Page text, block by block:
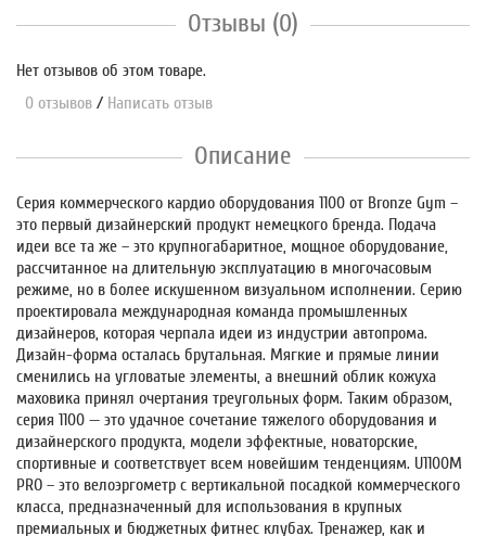
Отзывы (0)
Нет отзывов об этом товаре.
0 отзывов / Написать отзыв
Описание
Серия коммерческого кардио оборудования 1100 от Bronze Gym –
это первый дизайнерский продукт немецкого бренда. Подача
идеи все та же – это крупногабаритное, мощное оборудование,
рассчитанное на длительную эксплуатацию в многочасовым
режиме, но в более искушенном визуальном исполнении. Серию
проектировала международная команда промышленных
дизайнеров, которая черпала идеи из индустрии автопрома.
Дизайн-форма осталась брутальная. Мягкие и прямые линии
сменились на угловатые элементы, а внешний облик кожуха
маховика принял очертания треугольных форм. Таким образом,
серия 1100 — это удачное сочетание тяжелого оборудования и
дизайнерского продукта, модели эффектные, новаторские,
спортивные и соответствует всем новейшим тенденциям. U1100M
PRO – это велоэргометр с вертикальной посадкой коммерческого
класса, предназначенный для использования в крупных
премиальных и бюджетных фитнес клубах. Тренажер, как и